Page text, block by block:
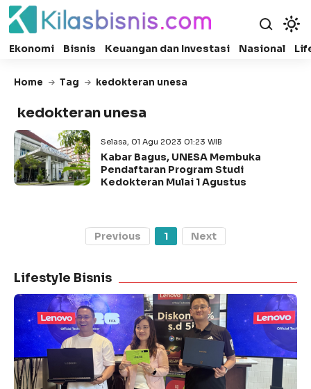
Ekonomi Bisnis Keuangan dan Investasi Nasional
Home Tag kedokteran unesa
kedokteran unesa
Selasa, 01 Agu 2023 01:23 WIB
Kabar Bagus, UNESA Membuka
Pendaftaran Program Studi
Kedokteran Mulai 1 Agustus
Previous 1 Next
Lifestyle Bisnis